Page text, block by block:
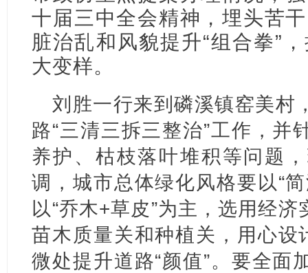
十届三中全会精神，埋头苦
脏治乱和风貌提升“组合拳”
大变样。
刘胜一行来到磷溪镇窑美村
路“三清三拆三整治”工作，并
养护、枯枝落叶堆积等问题
调，城市总体绿化风格要以“
以“乔木+草皮”为主，选用经
苗木质量关和种植关，用心设
微处提升道路“颜值”。要全面